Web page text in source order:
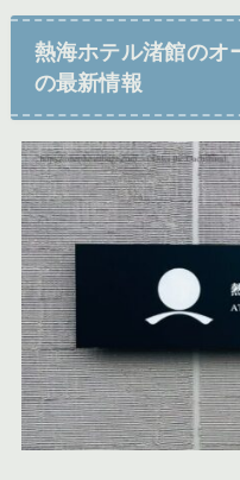
熱海ホテル渚館のオ
の最新情報